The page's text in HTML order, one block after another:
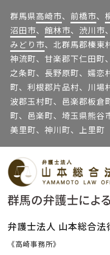
群馬県高崎市、 前橋市、
沼田市、 館林市、 渋川市、
みどり市、北群馬郡榛東
神流町、甘楽郡下仁田町
之条町、長野原町、嬬恋
町、利根郡片品村、川場
波郡玉村町、邑楽郡板倉
町、邑楽町、埼玉県熊谷
美里町、神川町、上里町
弁護士法人 山本総合法
《高崎事務所》